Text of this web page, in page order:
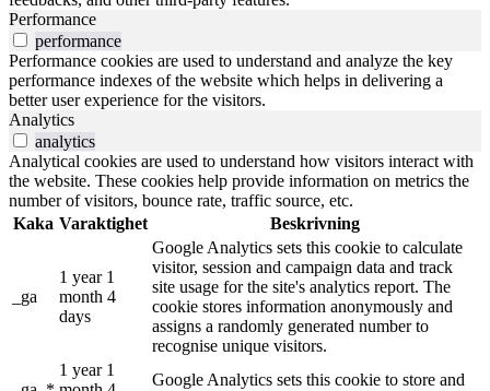
Performance
performance
Performance cookies are used to understand and analyze the key
performance indexes of the website which helps in delivering a
better user experience for the visitors.
Analytics
analytics
Analytical cookies are used to understand how visitors interact with
the website. These cookies help provide information on metrics the
number of visitors, bounce rate, traffic source, etc.
Kaka Varaktighet Beskrivning
_ga
1 year 1
month 4
days
Google Analytics sets this cookie to calculate
visitor, session and campaign data and track
site usage for the site's analytics report. The
cookie stores information anonymously and
assigns a randomly generated number to
recognise unique visitors.
1 year 1
Google Analytics sets this cookie to store and